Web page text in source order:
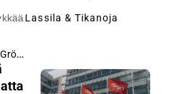
Lassila & Tikanoja
Joni Grönqvist